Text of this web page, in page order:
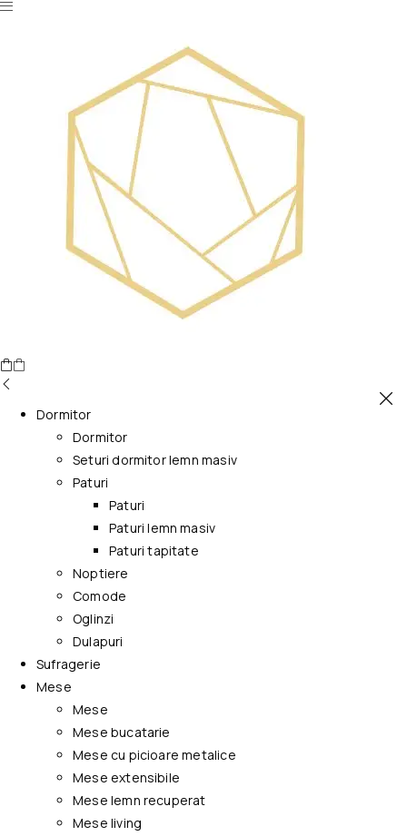
Dormitor
Dormitor
Seturi dormitor lemn masiv
Paturi
Paturi
Paturi lemn masiv
Paturi tapitate
Noptiere
Comode
Oglinzi
Dulapuri
Sufragerie
Mese
Mese
Mese bucatarie
Mese cu picioare metalice
Mese extensibile
Mese lemn recuperat
Mese living